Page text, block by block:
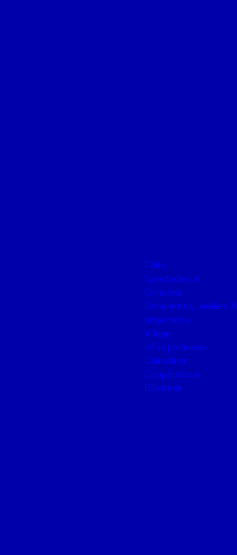
Edito
Spectacles &
Concerts
Rencontres, ateliers &
projections
Village
Infos pratiques
Calendrier
Coopérations
Billetterie